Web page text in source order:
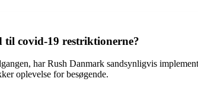
covid-19 restriktionerne?
har Rush Danmark sandsynligvis
oplevelse for besøgende.